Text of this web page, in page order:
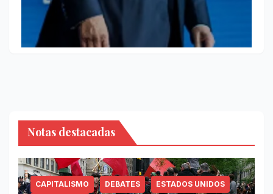
Notas destacadas
CAPITALISMO DEBATES
ESTADOS UNIDOS